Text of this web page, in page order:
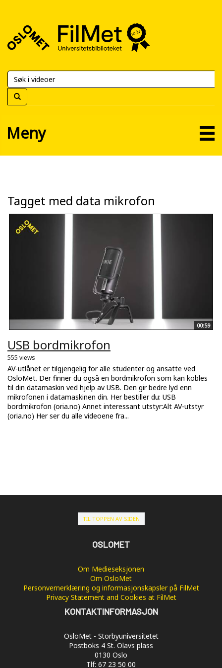
FilMet
Universitetsbiblioteket
Meny
Tagget med data mikrofon
00:59
USB bordmikrofon
555 views
AV-utlånet er tilgjengelig for alle studenter og ansatte ved
OsloMet. Der finner du også en bordmikrofon som kan kobles
til din datamaskin ved hjelp av USB. Den gir bedre lyd enn
mikrofonen i datamaskinen din. Her bestiller du: USB
bordmikrofon (oria.no) Annet interessant utstyr:Alt AV-utstyr
(oria.no) Her ser du alle videoene fra...
TIL TOPPEN AV SIDEN
OSLOMET
Om Medieseksjonen
Om OsloMet
Personvernerklæring og informasjonskapsler på FilMet
Privacy Statement and Cookies at FilMet
KONTAKTINFORMASJON
OsloMet - Storbyuniversitetet
Postboks 4 St. Olavs plass
0130 Oslo
Tlf: 67 23 50 00